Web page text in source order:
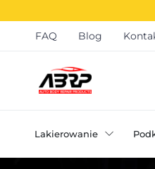
FAQ Blog
Lakierowanie